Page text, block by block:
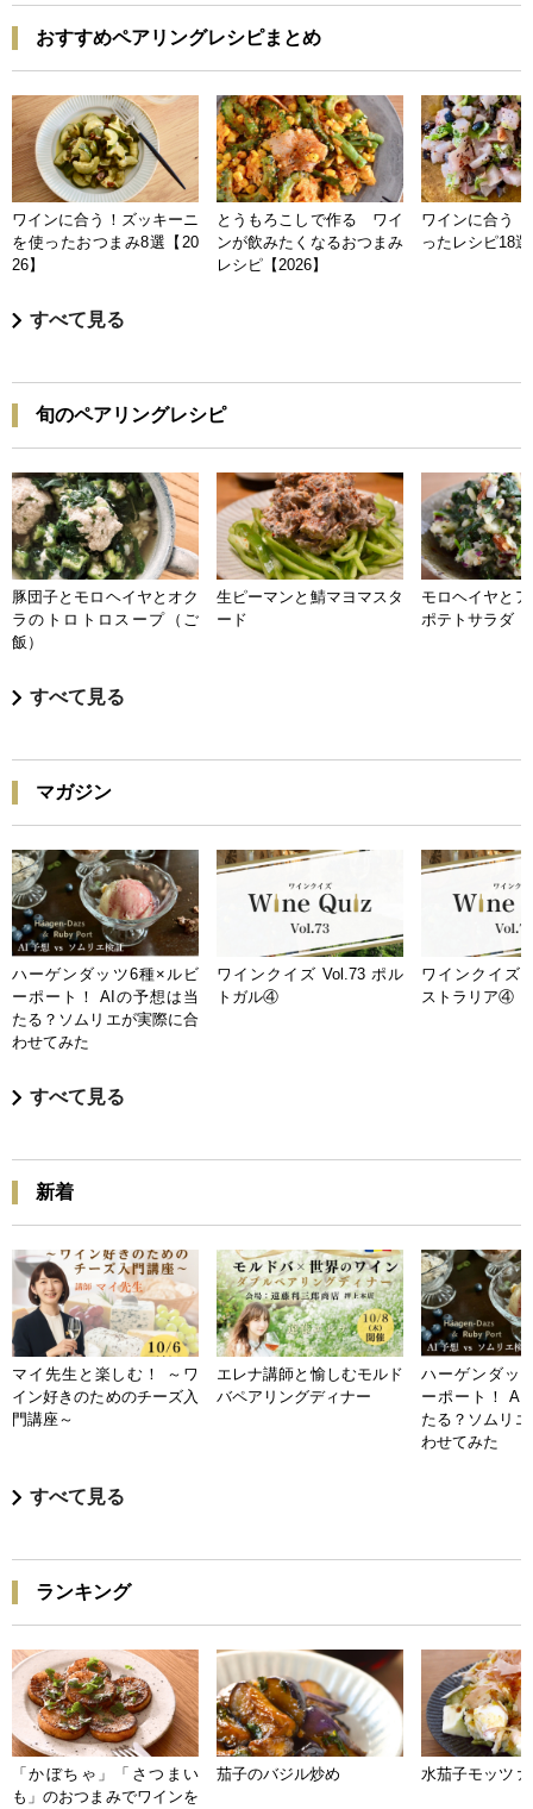
おすすめペアリングレシピまとめ
ワインに合う！ズッキーニ
を使ったおつまみ8選【20
26】
とうもろこしで作る ワイ
ンが飲みたくなるおつまみ
レシピ【2026】
ワインに合う
ったレシピ18
すべて見る
旬のペアリングレシピ
豚団子とモロヘイヤとオク
ラのトロトロスープ（ご
飯）
生ピーマンと鯖マヨマスタ
ード
モロヘイヤと
ポテトサラダ
すべて見る
マガジン
ハーゲンダッツ6種×ルビ
ーポート！ AIの予想は当
たる？ソムリエが実際に合
わせてみた
ワインクイズ Vol.73 ポル
トガル④
ワインクイズ
ストラリア④
すべて見る
新着
マイ先生と楽しむ！ ～ワ
イン好きのためのチーズ入
門講座～
エレナ講師と愉しむモルド
バペアリングディナー
ハーゲンダッ
ーポート！ AI
たる？ソムリ
わせてみた
すべて見る
ランキング
「かぼちゃ」「さつまい
も」のおつまみでワインを
茄子のバジル炒め 水茄子モッツァ